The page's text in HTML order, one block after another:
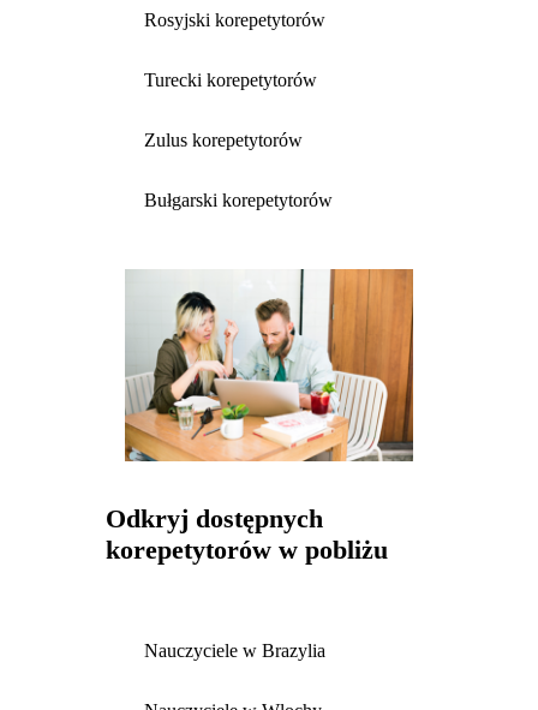
Rosyjski korepetytorów
Turecki korepetytorów
Zulus korepetytorów
Bułgarski korepetytorów
Odkryj dostępnych
korepetytorów w pobliżu
Nauczyciele w Brazylia